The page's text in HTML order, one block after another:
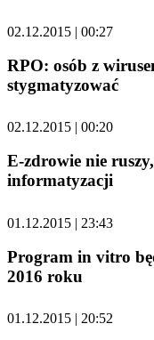
02.12.2015 | 00:27
RPO: osób z
stygmatyzować
02.12.2015 | 00:20
E-zdrowie nie
informatyzacji
01.12.2015 | 23:43
Program in vitro
2016 roku
01.12.2015 | 20:52